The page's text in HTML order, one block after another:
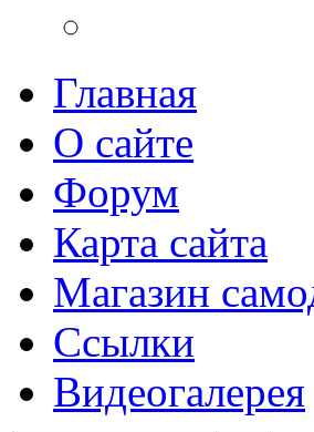
Главная
О сайте
Форум
Карта сайта
Магазин
Ссылки
Видеогалерея